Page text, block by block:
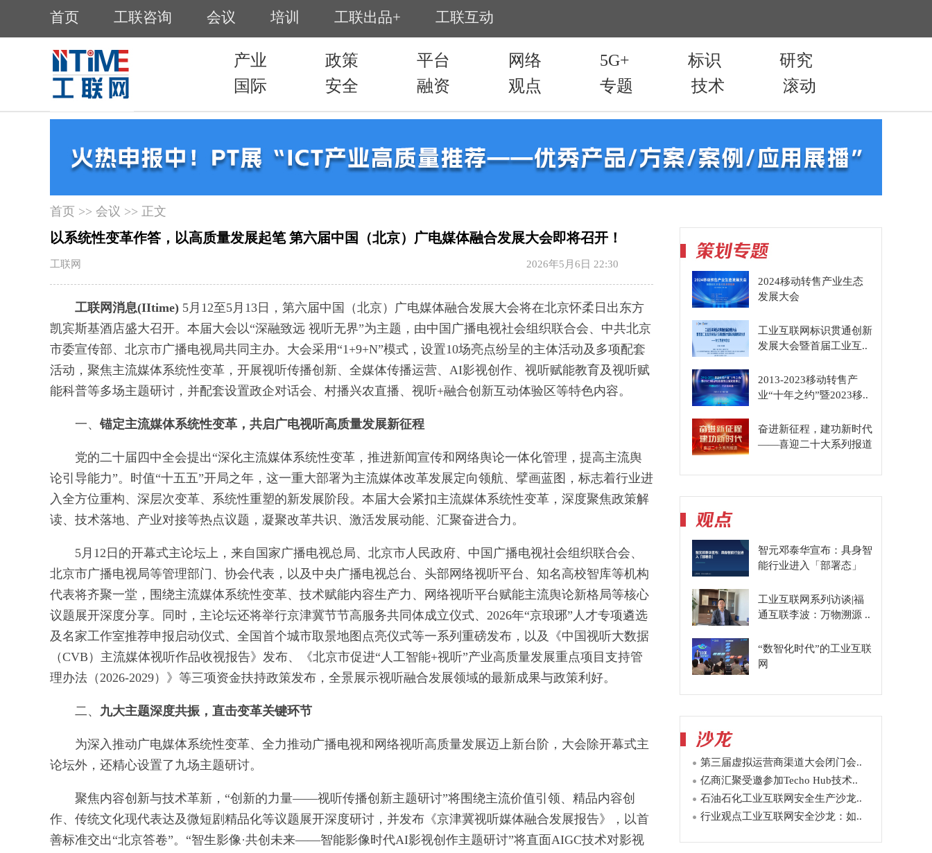
首页 >> 会议 >> 正文
以系统性变革作答，以高质量发展起笔 第六届中国（北京）广电媒体融合发展大会即将召开！
工联网 2026年5月6日 22:30
工联网消息(IItime) 5月12至5月13日，第六届中国（北京）广电媒体融合发展大会将在北京怀柔日出东方
凯宾斯基酒店盛大召开。本届大会以“深融致远 视听无界”为主题，由中国广播电视社会组织联合会、中共北京
市委宣传部、北京市广播电视局共同主办。大会采用“1+9+N”模式，设置10场亮点纷呈的主体活动及多项配套
活动，聚焦主流媒体系统性变革，开展视听传播创新、全媒体传播运营、AI影视创作、视听赋能教育及视听赋
能科普等多场主题研讨，并配套设置政企对话会、村播兴农直播、视听+融合创新互动体验区等特色内容。
一、 锚定主流媒体系统性变革，共启广电视听高质量发展新征程
党的二十届四中全会提出“深化主流媒体系统性变革，推进新闻宣传和网络舆论一体化管理，提高主流舆
论引导能力”。时值“十五五”开局之年，这一重大部署为主流媒体改革发展定向领航、擘画蓝图，标志着行业进
入全方位重构、深层次变革、系统性重塑的新发展阶段。本届大会紧扣主流媒体系统性变革，深度聚焦政策解
读、技术落地、产业对接等热点议题，凝聚改革共识、激活发展动能、汇聚奋进合力。
5月12日的开幕式主论坛上，来自国家广播电视总局、北京市人民政府、中国广播电视社会组织联合会、
北京市广播电视局等管理部门、协会代表，以及中央广播电视总台、头部网络视听平台、知名高校智库等机构
代表将齐聚一堂，围绕主流媒体系统性变革、技术赋能内容生产力、网络视听平台赋能主流舆论新格局等核心
议题展开深度分享。同时，主论坛还将举行京津冀节节高服务共同体成立仪式、2026年“京琅琊”人才专项遴选
及名家工作室推荐申报启动仪式、全国首个城市取景地图点亮仪式等一系列重磅发布，以及《中国视听大数据
（CVB）主流媒体视听作品收视报告》发布、《北京市促进“人工智能+视听”产业高质量发展重点项目支持管
理办法（2026-2029）》等三项资金扶持政策发布，全景展示视听融合发展领域的最新成果与政策利好。
二、 九大主题深度共振，直击变革关键环节
为深入推动广电媒体系统性变革、全力推动广播电视和网络视听高质量发展迈上新台阶，大会除开幕式主
论坛外，还精心设置了九场主题研讨。
聚焦内容创新与技术革新，“创新的力量——视听传播创新主题研讨”将围绕主流价值引领、精品内容创
作、传统文化现代表达及微短剧精品化等议题展开深度研讨，并发布《京津冀视听媒体融合发展报告》，以首
善标准交出“北京答卷”。“智生影像·共创未来——智能影像时代AI影视创作主题研讨”将直面AIGC技术对影视
2024移动转售产业生态
发展大会
工业互联网标识贯通创新
发展大会暨首届工业互..
2013-2023移动转售产
业“十年之约”暨2023移..
奋进新征程，建功新时代
——喜迎二十大系列报道
智元邓泰华宣布：具身智
能行业进入「部署态」
工业互联网系列访谈|福
通互联李波：万物溯源 ..
“数智化时代”的工业互联
网
第三届虚拟运营商渠道大会闭门会..
亿商汇聚受邀参加Techo Hub技术..
石油石化工业互联网安全生产沙龙..
行业观点工业互联网安全沙龙：如..